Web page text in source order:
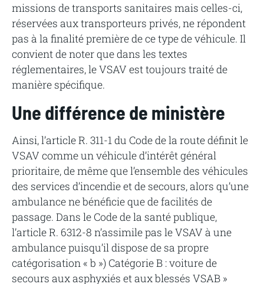
missions de transports sanitaires mais celles-ci,
réservées aux transporteurs privés, ne répondent
pas à la finalité première de ce type de véhicule. Il
convient de noter que dans les textes
réglementaires, le VSAV est toujours traité de
manière spécifique.
Une différence de ministère
Ainsi, l’article R. 311-1 du Code de la route définit le
VSAV comme un véhicule d’intérêt général
prioritaire, de même que l’ensemble des véhicules
des services d’incendie et de secours, alors qu’une
ambulance ne bénéficie que de facilités de
passage. Dans le Code de la santé publique,
l’article R. 6312-8 n’assimile pas le VSAV à une
ambulance puisqu’il dispose de sa propre
catégorisation « b ») Catégorie B : voiture de
secours aux asphyxiés et aux blessés VSAB »